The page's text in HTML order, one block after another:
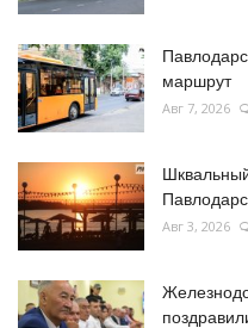
маршрут
Авг 7, 2026
Авг 3, 2026